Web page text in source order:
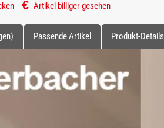
Artikel billiger gesehen
Passende Artikel Produkt-Details